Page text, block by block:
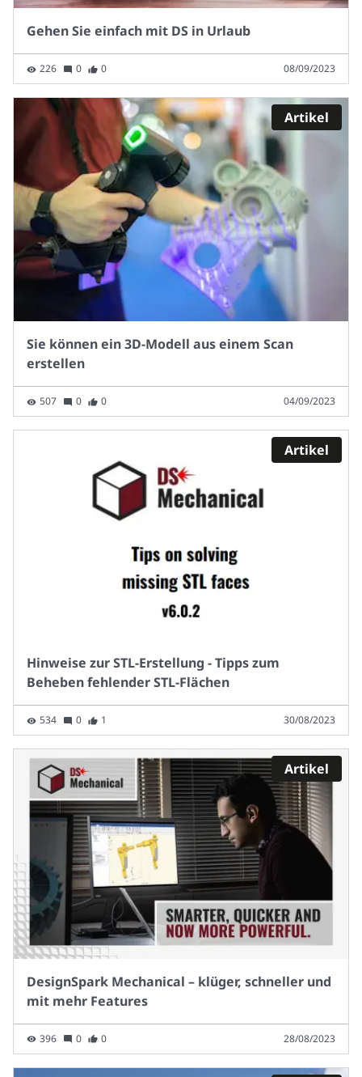
Gehen Sie einfach mit DS in Urlaub
226 0 0 08/09/2023
Artikel
Sie können ein 3D-Modell aus einem Scan
erstellen
507 0 0 04/09/2023
Artikel
Hinweise zur STL-Erstellung - Tipps zum
Beheben fehlender STL-Flächen
534 0 1 30/08/2023
Artikel
DesignSpark Mechanical – klüger, schneller und
mit mehr Features
396 0 0 28/08/2023